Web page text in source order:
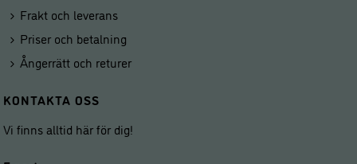
Frakt och leverans
Priser och betalning
Ångerrätt och returer
KONTAKTA OSS
Vi finns alltid här för dig!